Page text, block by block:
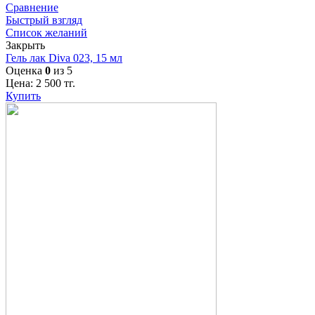
Сравнение
Быстрый взгляд
Список желаний
Закрыть
Гель лак Diva 023, 15 мл
Оценка 0 из 5
Цена: 2 500 тг.
Купить